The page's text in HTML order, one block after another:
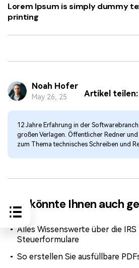
Lorem Ipsum is simply dummy
printing
Noah Hofer
May 26, 25 Artikel teilen:
12 Jahre Erfahrung in der
großen Verlagen. Öffentlicher Redner
zum Thema technisches Schreiben und
Das könnte Ihnen auch
Alles Wissenswerte über die IRS
Steuerformulare
So erstellen Sie ausfüllbare